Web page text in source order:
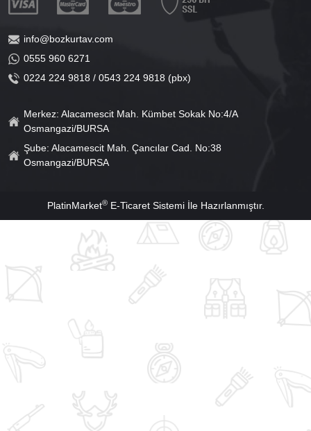
info@bozkurtav.com
0555 960 6271
0224 224 9818 / 0543 224 9818 (pbx)
Merkez: Alacamescit Mah. Kümbet Sokak No:4/A
Osmangazi/BURSA
Şube: Alacamescit Mah. Çancılar Cad. No:38
Osmangazi/BURSA
PlatinMarket®E-Ticaret Sistemiİle Hazırlanmıştır.